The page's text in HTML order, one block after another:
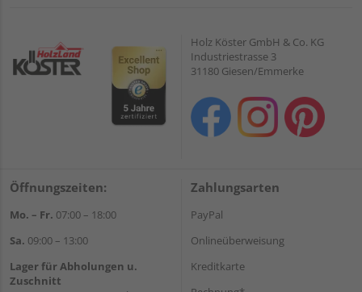
Holz Köster GmbH & Co. KG
Industriestrasse 3
31180 Giesen/Emmerke
Öffnungszeiten:
Mo. – Fr. 07:00 – 18:00
Sa. 09:00 – 13:00
Lager für Abholungen u.
Zuschnitt
Zahlungsarten
PayPal
Onlineüberweisung
Kreditkarte